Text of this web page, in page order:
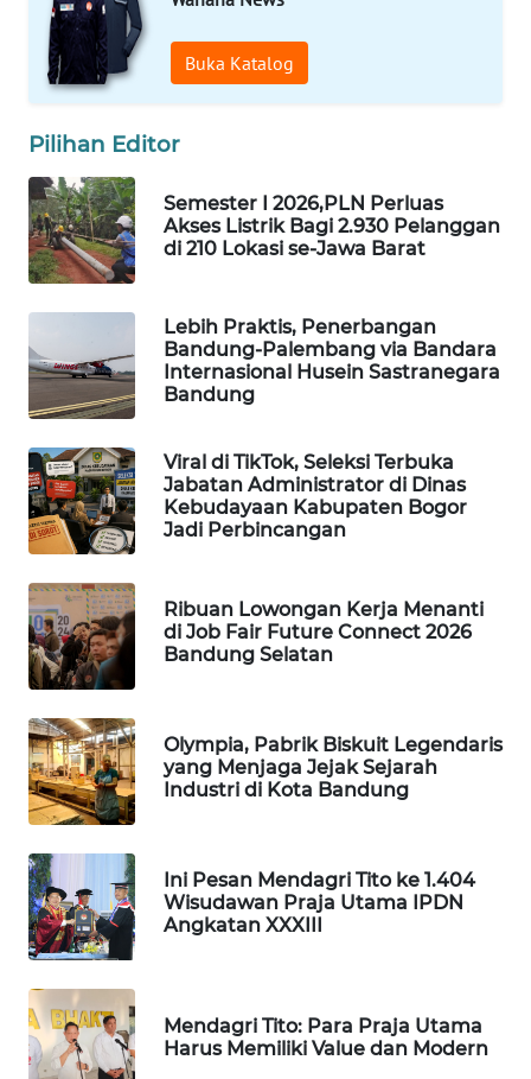
Buka Katalog
Pilihan Editor
Semester I 2026,PLN Perluas
Akses Listrik Bagi 2.930 Pelanggan
di 210 Lokasi se-Jawa Barat
Lebih Praktis, Penerbangan
Bandung-Palembang via Bandara
Internasional Husein Sastranegara
Bandung
Viral di TikTok, Seleksi Terbuka
Jabatan Administrator di Dinas
Kebudayaan Kabupaten Bogor
Jadi Perbincangan
Ribuan Lowongan Kerja Menanti
di Job Fair Future Connect 2026
Bandung Selatan
Olympia, Pabrik Biskuit Legendaris
yang Menjaga Jejak Sejarah
Industri di Kota Bandung
Ini Pesan Mendagri Tito ke 1.404
Wisudawan Praja Utama IPDN
Angkatan XXXIII
Mendagri Tito: Para Praja Utama
Harus Memiliki Value dan Modern
MKLI
LPKKI
LKKI
KOPEKLIN
PORTAL
FORWAMKI
FORJASIDA
TAMBANG
NEWS
SITUNGIR
NEWS
SIDIKALANG
NEWS
SIBARAGAS
METRO
SIANTAR
NEWS
METRO
MEDAN
NEWS